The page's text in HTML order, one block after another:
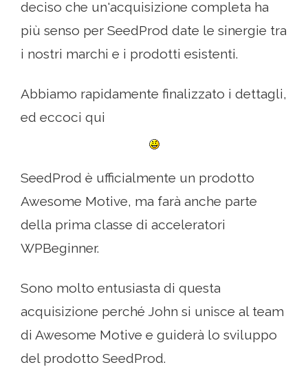
deciso che un'acquisizione completa ha
più senso per SeedProd date le sinergie tra
i nostri marchi e i prodotti esistenti.
Abbiamo rapidamente finalizzato i dettagli,
ed eccoci qui
SeedProd è ufficialmente un prodotto
Awesome Motive, ma farà anche parte
della prima classe di acceleratori
WPBeginner.
Sono molto entusiasta di questa
acquisizione perché John si unisce al team
di Awesome Motive e guiderà lo sviluppo
del prodotto SeedProd.